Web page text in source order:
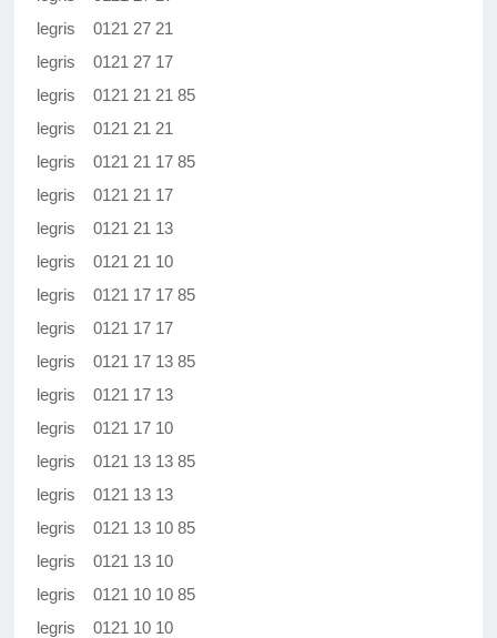
legris 0121 27 21
legris 0121 27 17
legris 0121 21 21 85
legris 0121 21 21
legris 0121 21 17 85
legris 0121 21 17
legris 0121 21 13
legris 0121 21 10
legris 0121 17 17 85
legris 0121 17 17
legris 0121 17 13 85
legris 0121 17 13
legris 0121 17 10
legris 0121 13 13 85
legris 0121 13 13
legris 0121 13 10 85
legris 0121 13 10
legris 0121 10 10 85
legris 0121 10 10